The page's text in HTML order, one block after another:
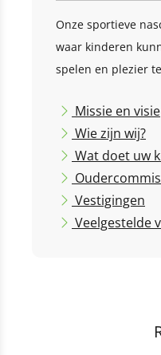
Onze sportieve
waar kinderen
spelen en plezier
Missie en visie
Wie zijn wij?
Wat doet uw
Vestigingen
Veelgestelde